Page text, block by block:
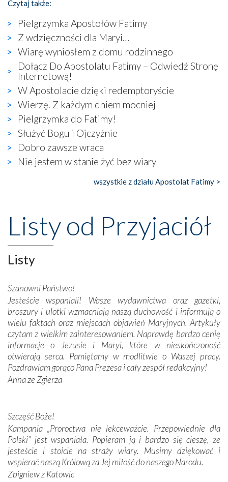
kaplice, w których Tabernakulum przypomina bardziej
skrzynkę na narzędzia? Albo co powiedzieć o ustawionym
tuż przy nowej bazylice wielkim krzyżu, na którym
zamiast Chrystusa umieszczono dziwaczną postać jakby
wyjętą ze starożytnych hieroglifów? W kulturowym
kontekście naszych czasów to raczej karykatura niż godny
wizerunek Zbawiciela…
Zatem nawet w bezpośrednim otoczeniu sanktuarium
naocznie przekonaliśmy się, że wewnątrz Kościoła toczy
się ogromna walka o kształt katolicyzmu i o serca
wierzących. Do czego to zmaganie może prowadzić,
widzieliśmy w urokliwym, niewielkim mieście Obidos,
gdzie w miejscu dawnego kościoła działa dzisiaj…
księgarnia.
Nasze pielgrzymkowe wyprawy, których celem były
wspaniałe klasztory w miasteczku Alcobaça czy w Batalhi,
Opatrznościową pomoc w wygranej bitwie o
niepodległość kraju. Zachwyt budziła potężna, a zarazem
misterna architektura tych monumentalnych dzieł,
wspaniałe zdobienia, dbałość ich twórców o detale,
połączenie talentów z wytrwałością i pracowitością
Podążyliśmy też śladami fatimskich wizjonerów – Łucji
dos Santos oraz świętych Hiacynty i Franciszka Marto.
Modliliśmy się przy ich grobach. Odprawiliśmy Drogę
Krzyżową w ich rodzinnych stronach, odwiedziliśmy
domy, w których żyli.
W miejscu objawień Matki Bożej zapaliliśmy świece
przywiezione wraz z intencjami powierzonymi nam przez
spotykaliśmy się z serdeczną otwartością
Portugalczyków. Podziwialiśmy ich ludową sztukę i
zwyczaje. Mimo że nasze kraje są od siebie bardzo
oddalone, w żaden sposób nie czuliśmy się obco.
Sprawiła to oczywiście sama Matka Boża, ale też
kulturowa bliskość biorąca swój początek w naszej
Czytaj także:
Pielgrzymka Apostołów Fatimy
Z wdzięczności dla Maryi…
Wiarę wyniosłem z domu rodzinnego
Dołącz Do Apostolatu Fatimy – Odwiedź Stronę
Internetową!
W Apostolacie dzięki redemptoryście
Wierzę. Z każdym dniem mocniej
Pielgrzymka do Fatimy!
Służyć Bogu i Ojczyźnie
Dobro zawsze wraca
Nie jestem w stanie żyć bez wiary
wszystkie z działu Apostolat Fatimy >
Listy od Przyjaciół
Listy
Szanowni Państwo!
Jesteście wspaniali! Wasze wydawnictwa oraz gazetki,
broszury i ulotki wzmacniają naszą duchowość i informują o
wielu faktach oraz miejscach objawień Maryjnych. Artykuły
czytam z wielkim zainteresowaniem. Naprawdę bardzo cenię
informacje o Jezusie i Maryi, które w nieskończoność
otwierają serca. Pamiętamy w modlitwie o Waszej pracy.
Pozdrawiam gorąco Pana Prezesa i cały zespół redakcyjny!
Anna ze Zgierza
Szczęść Boże!
Kampania „Proroctwa nie lekceważcie. Przepowiednie dla
Polski” jest wspaniała. Popieram ją i bardzo się cieszę, że
jesteście i stoicie na straży wiary. Musimy dziękować i
wspierać naszą Królową za Jej miłość do naszego Narodu.
Zbigniew z Katowic